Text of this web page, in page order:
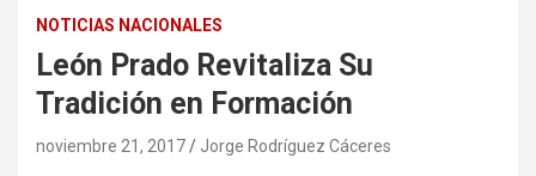
NOTICIAS NACIONALES
León Prado Revitaliza Su
Tradición en Formación
noviembre 21, 2017 Jorge Rodríguez Cáceres